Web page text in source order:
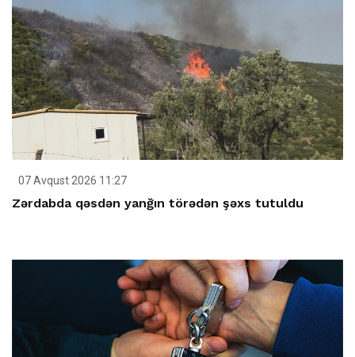
07 Avqust 2026 11:27
Zərdabda qəsdən yanğın törədən şəxs tutuldu